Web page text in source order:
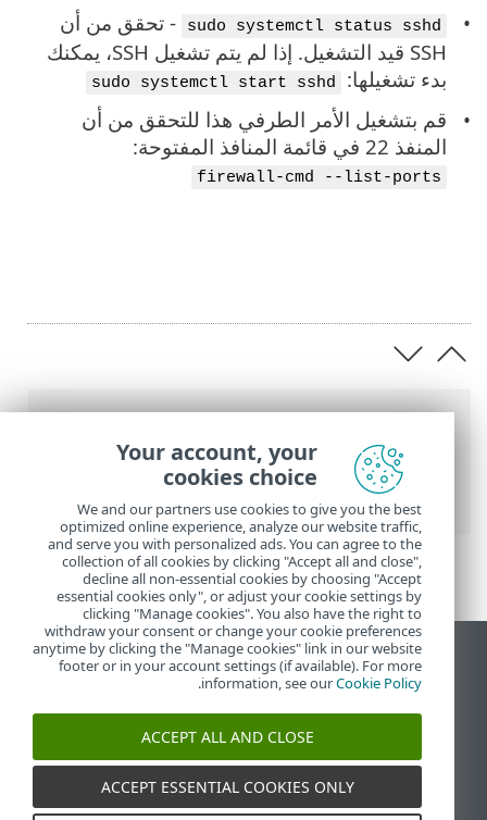
تعليمات ESET عبر الإنترنت >
ESET PROTECT
On-Prem
الأسئلة الشائعة > تمكين SSH
sudo systemctl status sshd
- تحقق من أن
SSH قيد التشغيل. إذا لم يتم تشغيل SSH، يمكنك
بدء تشغيلها:
sudo systemctl start sshd
قم بتشغيل الأمر الطرفي هذا للتحقق من أن
المنفذ 22 في قائمة المنافذ المفتوحة:
firewall-cmd --list-ports
عرض موقع سطح المكتب
End of Life
قاعدة معارف ESET
ESET Status Portal
الدعم الإقليمي
Your account, your
cookies choice
We and our partners use cookies to give you the best
optimized online experience, analyze our website traffic,
and serve you with personalized ads. You can agree to the
collection of all cookies by clicking "Accept all and close",
decline all non-essential cookies by choosing "Accept
essential cookies only", or adjust your cookie settings by
clicking "Manage cookies". You also have the right to
withdraw your consent or change your cookie preferences
anytime by clicking the "Manage cookies" link in our website
footer or in your account settings (if available). For more
information, see ourCookie Policy
.
ACCEPT ALL AND CLOSE
ACCEPT ESSENTIAL COOKIES ONLY